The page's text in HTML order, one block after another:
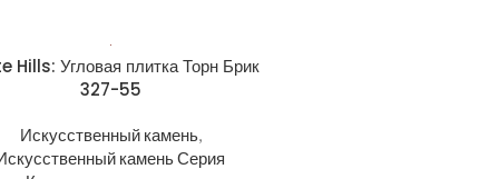
Hills: Угловая плитка Торн Брик
327-55
Искусственный камень,
камень Серия